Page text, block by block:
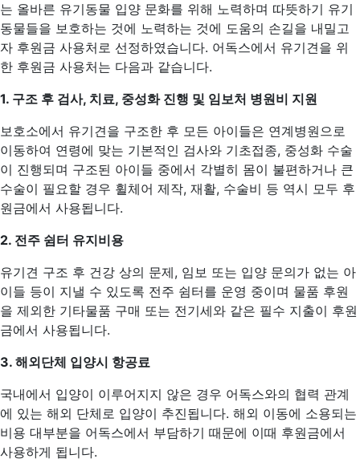
는 올바른 유기동물 입양 문화를 위해 노력하며 따뜻하기 유기
동물들을 보호하는 것에 노력하는 것에 도움의 손길을 내밀고
자 후원금 사용처로 선정하였습니다. 어독스에서 유기견을 위
한 후원금 사용처는 다음과 같습니다.
1. 구조 후 검사, 치료, 중성화 진행 및 임보처 병원비 지원
보호소에서 유기견을 구조한 후 모든 아이들은 연계병원으로
이동하여 연령에 맞는 기본적인 검사와 기초접종, 중성화 수술
이 진행되며 구조된 아이들 중에서 각별히 몸이 불편하거나 큰
수술이 필요할 경우 휠체어 제작, 재활, 수술비 등 역시 모두 후
원금에서 사용됩니다.
2. 전주 쉼터 유지비용
유기견 구조 후 건강 상의 문제, 임보 또는 입양 문의가 없는 아
이들 등이 지낼 수 있도록 전주 쉼터를 운영 중이며 물품 후원
을 제외한 기타물품 구매 또는 전기세와 같은 필수 지출이 후원
금에서 사용됩니다.
3. 해외단체 입양시 항공료
국내에서 입양이 이루어지지 않은 경우 어독스와의 협력 관계
에 있는 해외 단체로 입양이 추진됩니다. 해외 이동에 소용되는
비용 대부분을 어독스에서 부담하기 때문에 이때 후원금에서
사용하게 됩니다.